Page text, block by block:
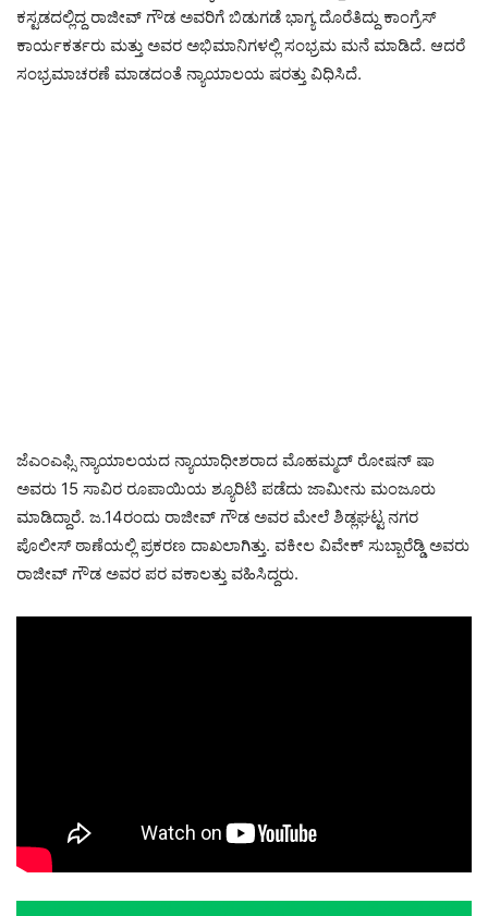
ಕಸ್ಟಡದಲ್ಲಿದ್ದ ರಾಜೀವ್ ಗೌಡ ಅವರಿಗೆ ಬಿಡುಗಡೆ ಭಾಗ್ಯ ದೊರೆತಿದ್ದು ಕಾಂಗ್ರೆಸ್
ಕಾರ್ಯಕರ್ತರು ಮತ್ತು ಅವರ ಅಭಿಮಾನಿಗಳಲ್ಲಿ ಸಂಭ್ರಮ ಮನೆ ಮಾಡಿದೆ. ಆದರೆ
ಸಂಭ್ರಮಾಚರಣೆ ಮಾಡದಂತೆ ನ್ಯಾಯಾಲಯ ಷರತ್ತು ವಿಧಿಸಿದೆ.
ಜೆಎಂಎಫ್ಸಿ ನ್ಯಾಯಾಲಯದ ನ್ಯಾಯಾಧೀಶರಾದ ಮೊಹಮ್ಮದ್ ರೋಷನ್ ಷಾ
ಅವರು 15 ಸಾವಿರ ರೂಪಾಯಿಯ ಶ್ಯೂರಿಟಿ ಪಡೆದು ಜಾಮೀನು ಮಂಜೂರು
ಮಾಡಿದ್ದಾರೆ. ಜ.14ರಂದು ರಾಜೀವ್ ಗೌಡ ಅವರ ಮೇಲೆ ಶಿಡ್ಲಘಟ್ಟ ನಗರ
ಪೊಲೀಸ್ ಠಾಣೆಯಲ್ಲಿ ಪ್ರಕರಣ ದಾಖಲಾಗಿತ್ತು. ವಕೀಲ ವಿವೇಕ್ ಸುಬ್ಬಾರೆಡ್ಡಿ ಅವರು
ರಾಜೀವ್ ಗೌಡ ಅವರ ಪರ ವಕಾಲತ್ತು ವಹಿಸಿದ್ದರು.